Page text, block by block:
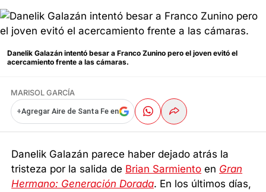
Danelik Galazán intentó besar a Franco Zunino pero el joven evitó el
acercamiento frente a las cámaras.
MARISOL GARCÍA
+Agregar Aire de Santa Fe en
Danelik Galazán parece haber dejado atrás la
tristeza por la salida de Brian Sarmiento en Gran
Hermano: Generación Dorada. En los últimos días,